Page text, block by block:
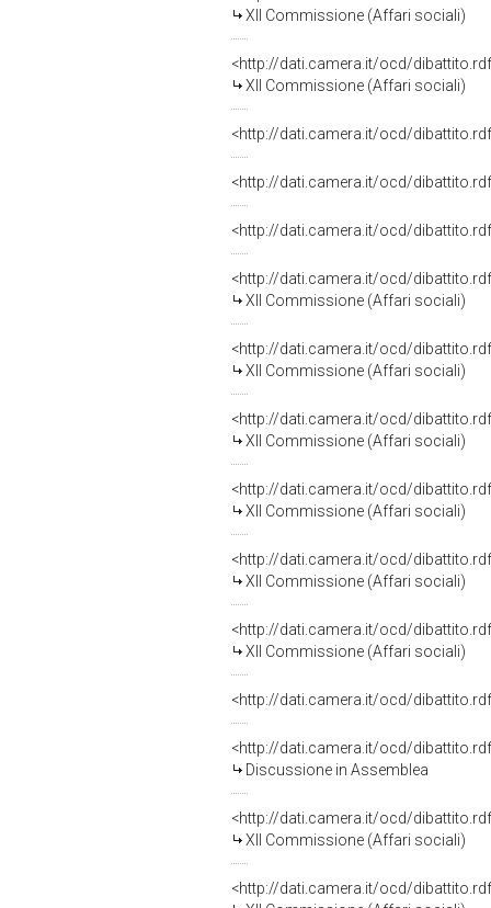
XII Commissione (Affari sociali)
<http://dati.camera.it/ocd/
XII Commissione (Affari sociali)
<http://dati.camera.it/ocd/
<http://dati.camera.it/ocd/
<http://dati.camera.it/ocd/
<http://dati.camera.it/ocd/
XII Commissione (Affari sociali)
<http://dati.camera.it/ocd/
XII Commissione (Affari sociali)
<http://dati.camera.it/ocd/
XII Commissione (Affari sociali)
<http://dati.camera.it/ocd/
XII Commissione (Affari sociali)
<http://dati.camera.it/ocd/
XII Commissione (Affari sociali)
<http://dati.camera.it/ocd/
XII Commissione (Affari sociali)
<http://dati.camera.it/ocd/
<http://dati.camera.it/ocd/
Discussione in Assemblea
<http://dati.camera.it/ocd/
XII Commissione (Affari sociali)
<http://dati.camera.it/ocd/